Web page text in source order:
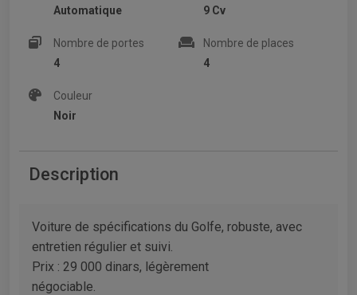
Automatique
9 Cv
Nombre de portes
4
Nombre de places
4
Couleur
Noir
Description
Voiture de spécifications du Golfe, robuste, avec
entretien régulier et suivi.
Prix : 29 000 dinars, légèrement
négociable.